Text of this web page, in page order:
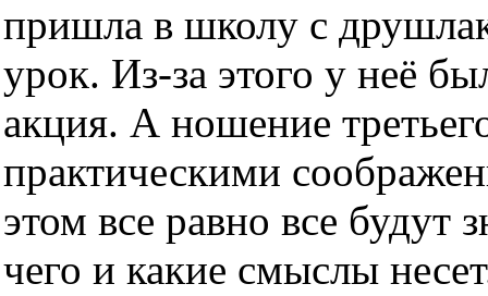
пришла в школу с
урок. Из-за этого у неё
акция. А ношение
практическими
этом все равно все будут
чего и какие смыслы